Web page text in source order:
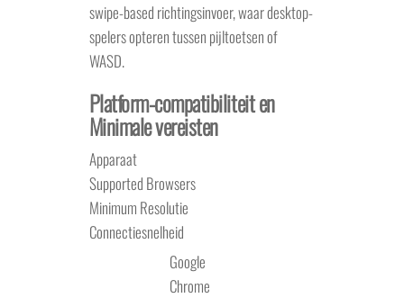
swipe-based richtingsinvoer, waar desktop-
spelers opteren tussen pijltoetsen of
WASD.
Platform-compatibiliteit en
Minimale vereisten
Apparaat
Supported Browsers
Minimum Resolutie
Connectiesnelheid
Google
Chrome